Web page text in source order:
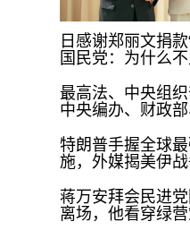
日感谢郑丽文捐款
国民党：为什么不
最高法、中央组织
中央编办、财政
特朗普手握全球
施，外媒揭美伊战
蒋万安拜会民进
离场，他看穿绿